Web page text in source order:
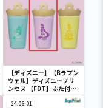
【ディズニー】【Bラプン
ツェル】ディズニープリ
ンセス 【FDT】ふた付き
24.06.01